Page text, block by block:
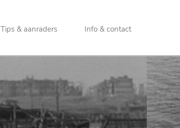
Tips & aanraders Info & contact